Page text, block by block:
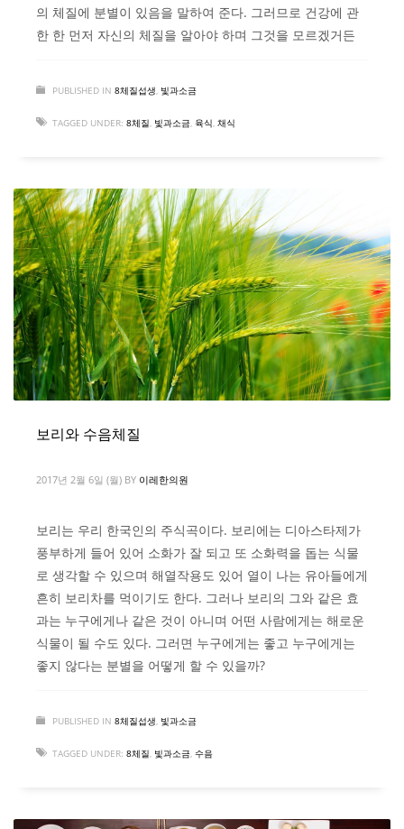
의 체질에 분별이 있음을 말하여 준다. 그러므로 건강에 관
한 한 먼저 자신의 체질을 알아야 하며 그것을 모르겠거든
PUBLISHED IN 8체질섭생, 빛과소금
TAGGED UNDER: 8체질, 빛과소금, 육식, 채식
보리와 수음체질
2017년 2월 6일 (월) BY 이레한의원
보리는 우리 한국인의 주식곡이다. 보리에는 디아스타제가
풍부하게 들어 있어 소화가 잘 되고 또 소화력을 돕는 식물
로 생각할 수 있으며 해열작용도 있어 열이 나는 유아들에게
흔히 보리차를 먹이기도 한다. 그러나 보리의 그와 같은 효
과는 누구에게나 같은 것이 아니며 어떤 사람에게는 해로운
식물이 될 수도 있다. 그러면 누구에게는 좋고 누구에게는
좋지 않다는 분별을 어떻게 할 수 있을까?
PUBLISHED IN 8체질섭생, 빛과소금
TAGGED UNDER: 8체질, 빛과소금, 수음